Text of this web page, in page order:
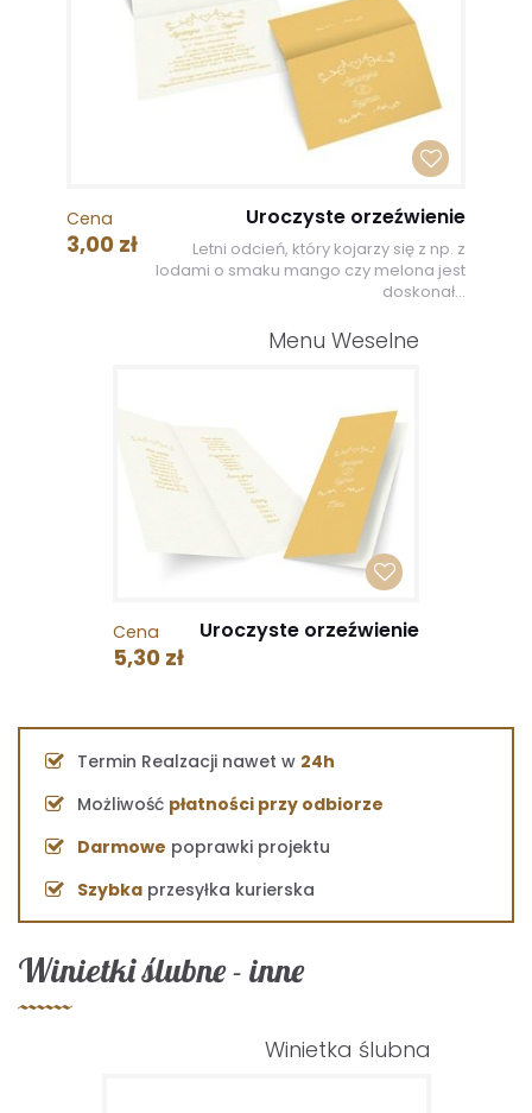
Winietki ślubne - inne
Winietka ślubna
Cena
3,00 zł
Uroczyste orzeźwienie
Letni odcień, który kojarzy się z np. z
lodami o smaku mango czy melona jest
doskonał...
Menu Weselne
Cena
5,30 zł
Uroczyste orzeźwienie
Termin Realzacji nawet w 24h
Możliwość płatności przy odbiorze
Darmowe poprawki projektu
Szybka przesyłka kurierska